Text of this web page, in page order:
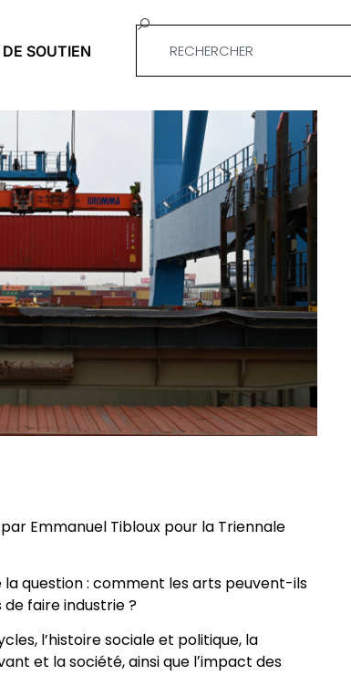
SOUTIEN
Emmanuel Tibloux pour la Triennale
la question : comment les arts peuvent-ils
faire industrie ?
l’histoire sociale et politique, la
et la société, ainsi que lʼimpact des